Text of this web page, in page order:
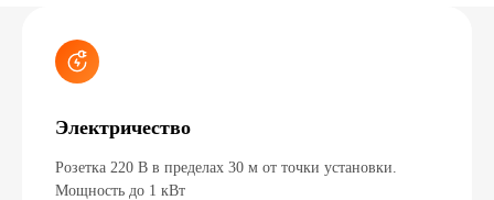
Электричество
Розетка 220 В в пределах 30 м от точки установки.
Мощность до 1 кВт